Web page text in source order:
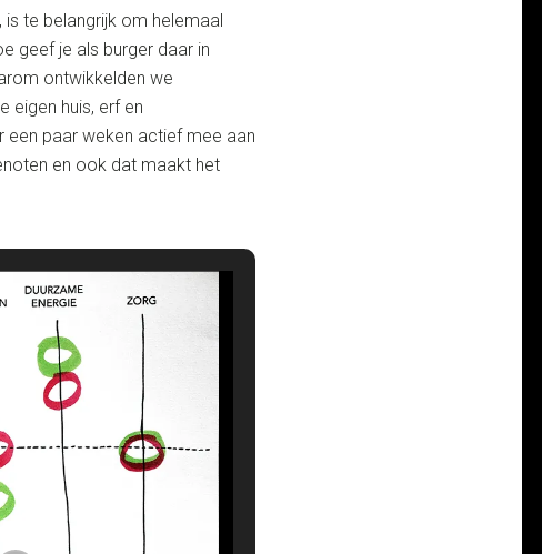
te belangrijk om helemaal
geef je als burger daar in
ontwikkelden we
eigen huis, erf en
paar weken actief mee aan
en ook dat maakt het